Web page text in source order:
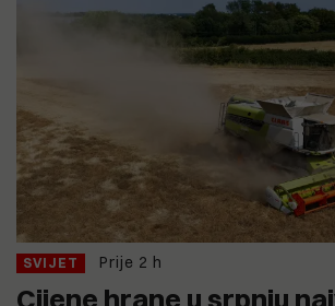
SVIJET Prije 2 h
Cijene hrane u srpnju